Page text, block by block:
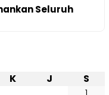
Seluruh
K J
S